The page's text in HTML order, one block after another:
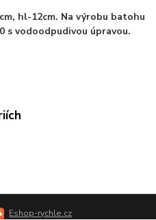
hl-12cm. Na výrobu batohu
s vodoodpudivou úpravou.
Eshop-rychle.cz